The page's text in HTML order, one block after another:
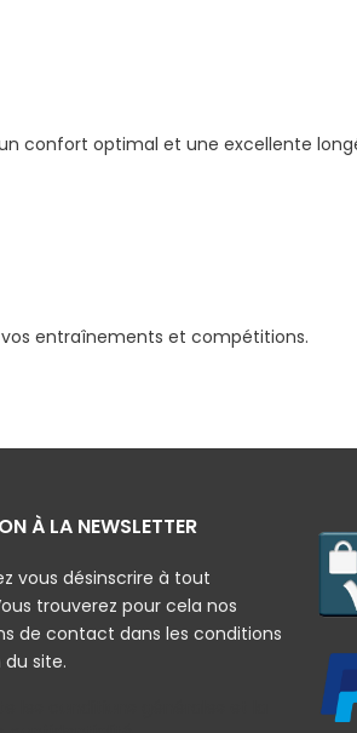
confort optimal et une excellente
entraînements et compétitions.
À LA NEWSLETTER
vous désinscrire à tout
trouverez pour cela nos
de contact dans les conditions
site.